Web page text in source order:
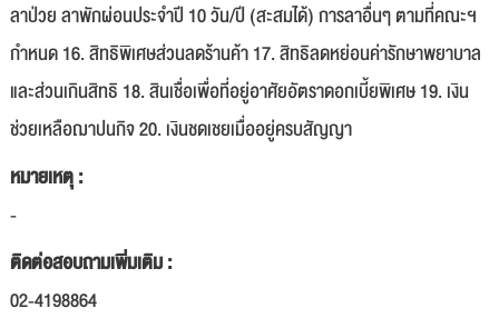
ลาป่วย ลาพักผ่อนประจำปี 10 วัน/ปี (สะสมได้) การลาอื่นๆ ตามที่คณะฯ
กำหนด 16. สิทธิพิเศษส่วนลดร้านค้า 17. สิทธิลดหย่อนค่ารักษาพยาบาล
และส่วนเกินสิทธิ 18. สินเชื่อเพื่อที่อยู่อาศัยอัตราดอกเบี้ยพิเศษ 19. เงิน
ช่วยเหลือฌาปนกิจ 20. เงินชดเชยเมื่ออยู่ครบสัญญา
หมายเหตุ :
-
ติดต่อสอบถามเพิ่มเติม :
02-4198864